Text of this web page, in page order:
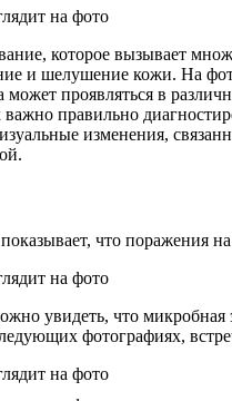
которое вызывает
и шелушение кожи. На
проявляться в
правильно
изменения,
что поражения
увидеть, что
фотографиях,